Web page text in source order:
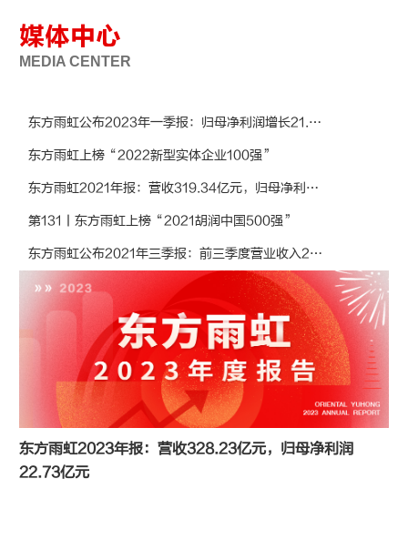
查看详情
查看更多
查看详情
查看更多
查看详情
查看更多
查看详情
查看更多
查看详情
查看更多
查看详情
查看更多
媒体中心
MEDIA CENTER
东方雨虹公布2023年一季报：归母净利润增长21.53%
东方雨虹上榜“2022新型实体企业100强”
东方雨虹2021年报：营收319.34亿元，归母净利润42.05亿元
第131丨东方雨虹上榜“2021胡润中国500强”
东方雨虹公布2021年三季报：前三季度营业收入226.82亿元，同比增长51.44%
东方雨虹2023年报：营收328.23亿元，归母净利润
22.73亿元